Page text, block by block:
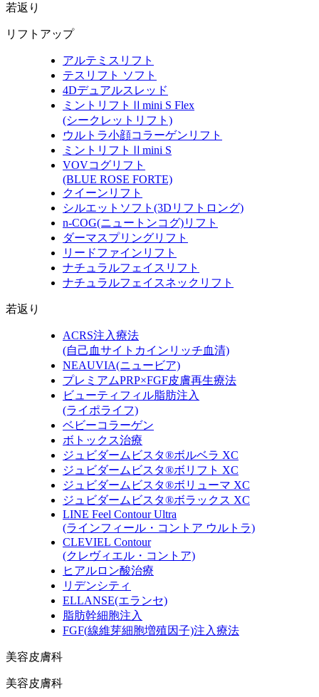
若返り
リフトアップ
アルテミスリフト
テスリフト ソフト
4Dデュアルスレッド
ミントリフトⅡmini S Flex
(シークレットリフト)
ウルトラ小顔コラーゲンリフト
ミントリフトⅡmini S
VOVコグリフト
(BLUE ROSE FORTE)
クイーンリフト
シルエットソフト (3Dリフトロング)
n-COG(ニュートンコグ)リフト
ダーマスプリングリフト
リードファインリフト
ナチュラルフェイスリフト
ナチュラルフェイスネックリフト
若返り
ACRS注入療法
(自己血サイトカインリッチ血清)
NEAUVIA(ニュービア)
プレミアムPRP×FGF皮膚再生療法
ビューティフィル脂肪注入
(ライポライフ)
ベビーコラーゲン
ボトックス治療
ジュビダームビスタ®ボルベラ XC
ジュビダームビスタ®ボリフト XC
ジュビダームビスタ®ボリューマ XC
ジュビダームビスタ®ボラックス XC
LINE Feel Contour Ultra
(ラインフィール・コントア ウルトラ)
CLEVIEL Contour
(クレヴィエル・コントア)
ヒアルロン酸治療
リデンシティ
ELLANSE(エランセ)
脂肪幹細胞注入
FGF(線維芽細胞増殖因子)注入療法
美容皮膚科
美容皮膚科